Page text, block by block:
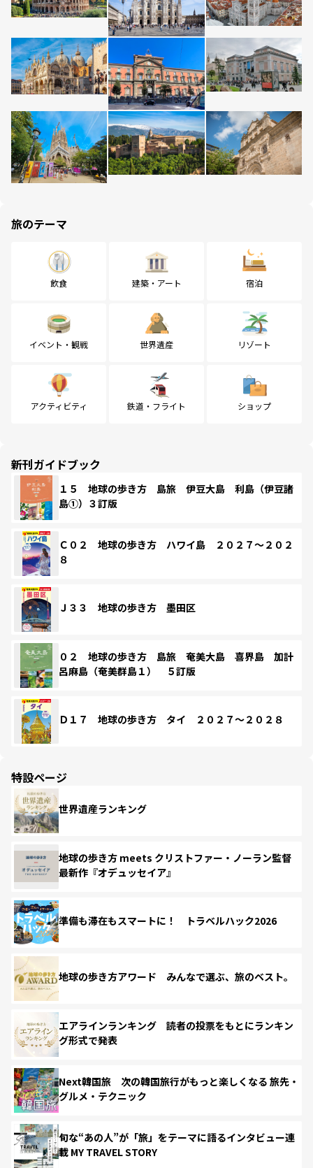
旅のテーマ
飲食 建築・アート 宿泊
イベント・観戦 世界遺産 リゾート
アクティビティ 鉄道・フライト ショップ
新刊ガイドブック
１５ 地球の歩き方 島旅 伊豆大島 利島（伊豆諸
島①）３訂版
Ｃ０２ 地球の歩き方 ハワイ島 ２０２７～２０２
８
Ｊ３３ 地球の歩き方 墨田区
０２ 地球の歩き方 島旅 奄美大島 喜界島 加計
呂麻島（奄美群島１） ５訂版
Ｄ１７ 地球の歩き方 タイ ２０２７～２０２８
特設ページ
世界遺産ランキング
地球の歩き方 meets クリストファー・ノーラン監督
最新作『オデュッセイア』
準備も滞在もスマートに！ トラベルハック2026
地球の歩き方アワード みんなで選ぶ、旅のベスト。
エアラインランキング 読者の投票をもとにランキン
グ形式で発表
Next韓国旅 次の韓国旅行がもっと楽しくなる 旅先・
グルメ・テクニック
旬な“あの人”が「旅」をテーマに語るインタビュー連
載 MY TRAVEL STORY